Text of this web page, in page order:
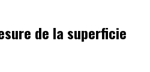
de la superficie